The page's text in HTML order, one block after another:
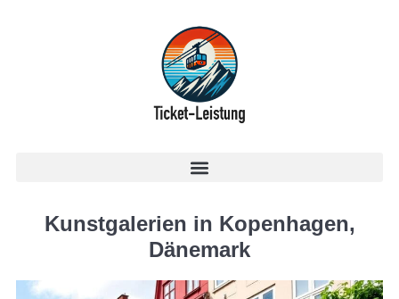
Kunstgalerien in Kopenhagen,
Dänemark